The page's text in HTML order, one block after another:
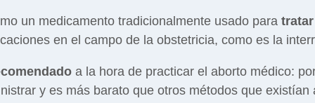
un medicamento tradicionalmente usado para
en el campo de la obstetricia, como es la
a la hora de practicar el aborto médico:
y es más barato que otros métodos que existían